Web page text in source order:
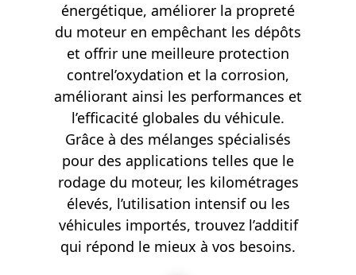
énergétique, améliorer la propreté
du moteur en empêchant les dépôts
et offrir une meilleure protection
contrel’oxydation et la corrosion,
améliorant ainsi les performances et
l’efficacité globales du véhicule.
Grâce à des mélanges spécialisés
pour des applications telles que le
rodage du moteur, les kilométrages
élevés, l’utilisation intensif ou les
véhicules importés, trouvez l’additif
qui répond le mieux à vos besoins.